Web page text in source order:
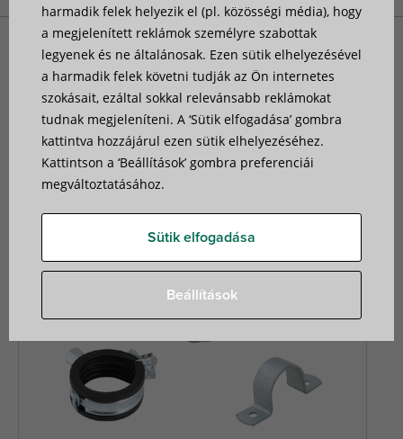
Termékek
harmadik felek helyezik el (pl. közösségi média), hogy
a megjelenített reklámok személyre szabottak
legyenek és ne általánosak. Ezen sütik elhelyezésével
a harmadik felek követni tudják az Ön internetes
szokásait, ezáltal sokkal relevánsabb reklámokat
tudnak megjeleníteni. A ‘Sütik elfogadása’ gombra
kattintva hozzájárul ezen sütik elhelyezéséhez.
Kattintson a ‘Beállítások’ gombra preferenciái
megváltoztatásához.
Sütik elfogadása
Beállítások